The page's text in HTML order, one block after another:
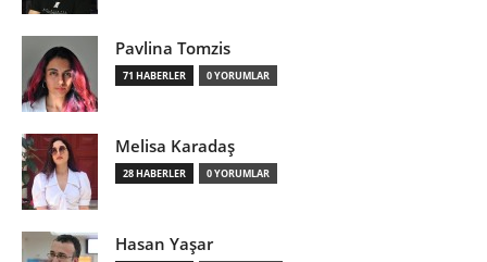
Pavlina Tomzis
71 HABERLER 0 YORUMLAR
Melisa Karadaş
28 HABERLER 0 YORUMLAR
Hasan Yaşar